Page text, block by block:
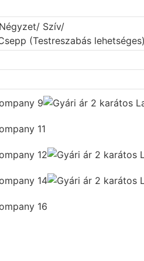
Szív/
(Testreszabás lehetséges)